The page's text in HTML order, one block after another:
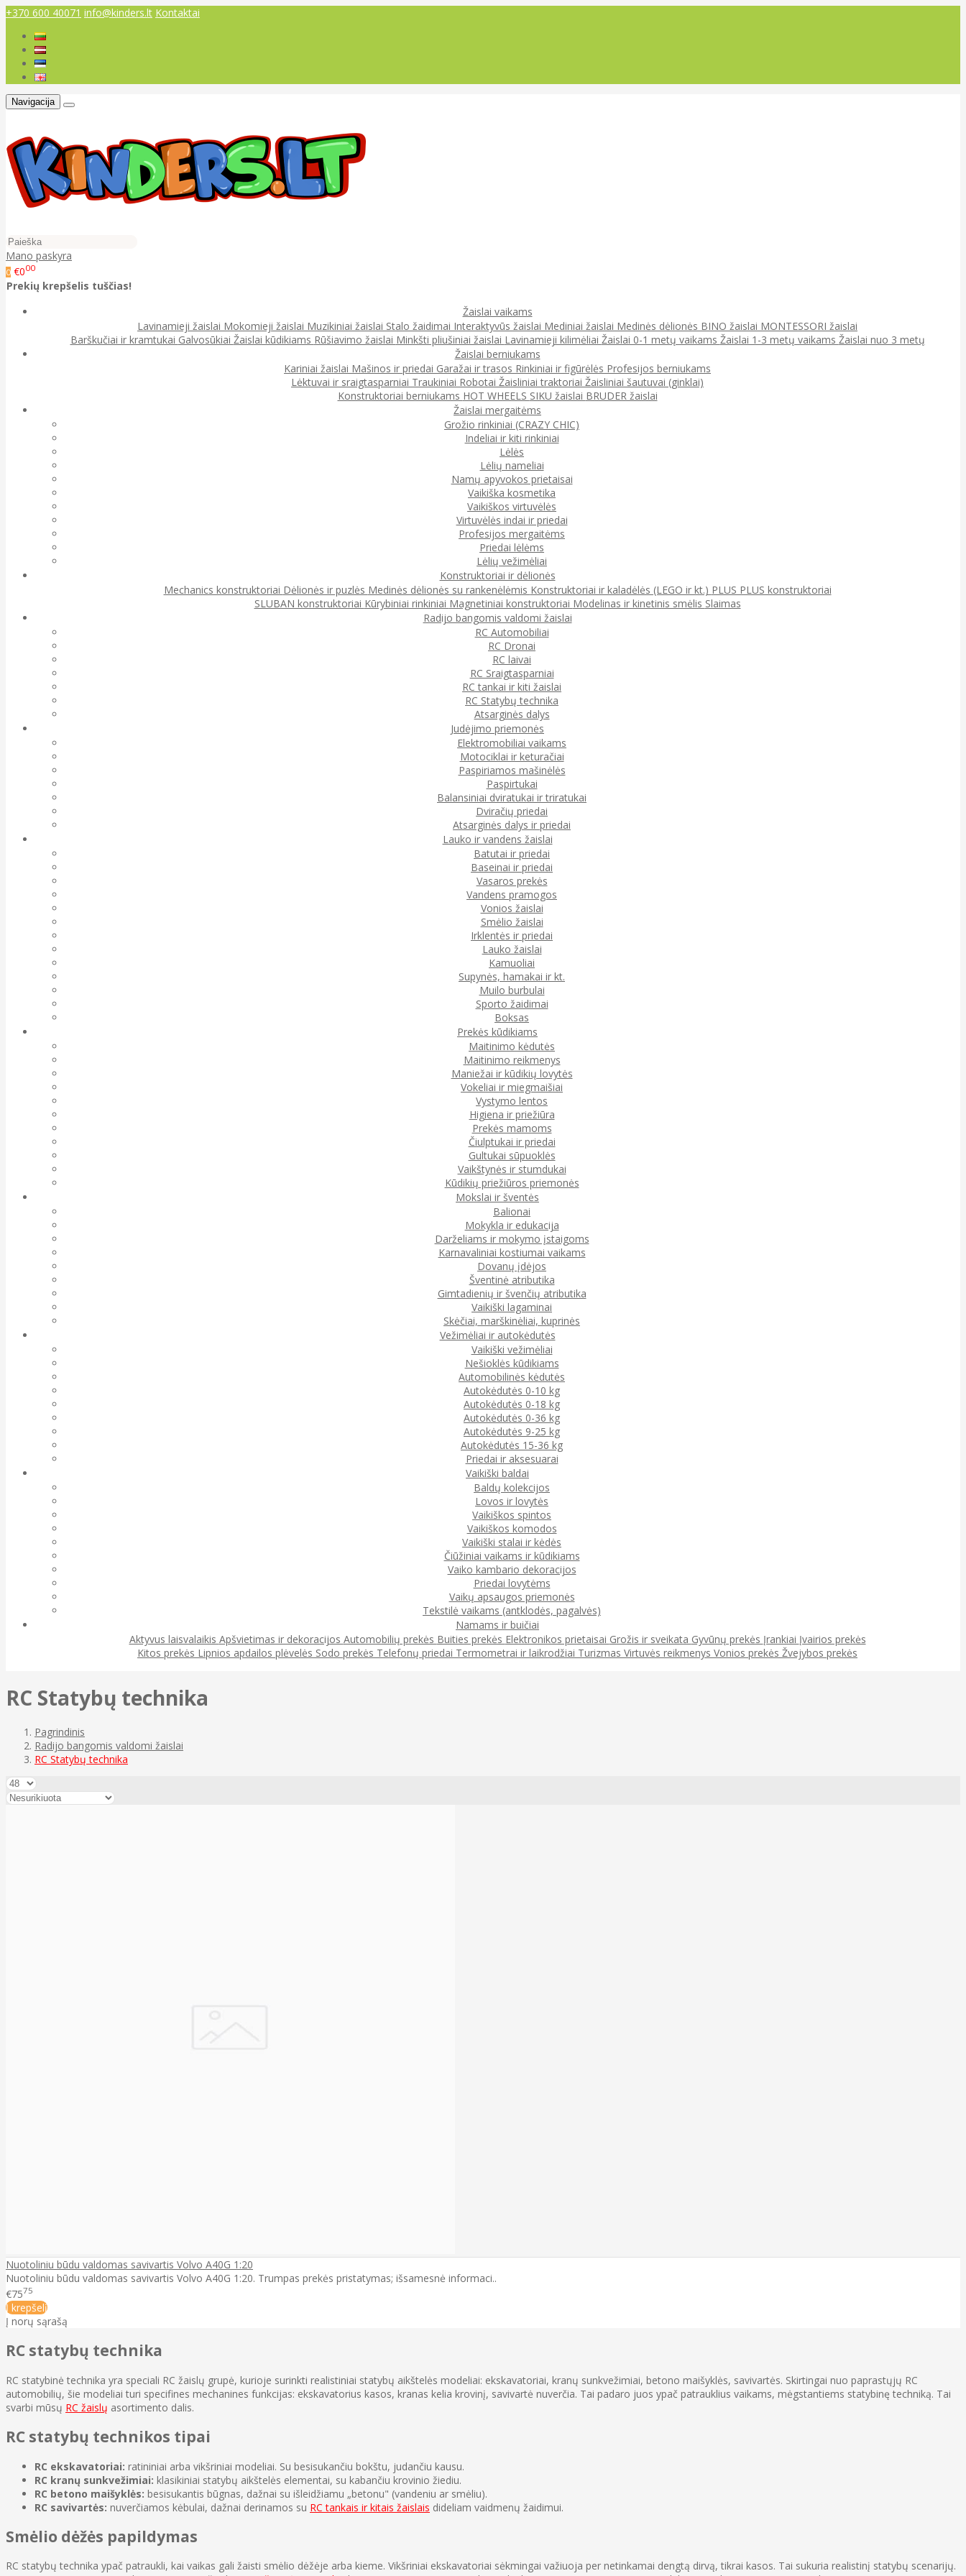
+370 600 40071 info@kinders.lt Kontaktai
Navigacija
Mano paskyra
0 €000
Prekių krepšelis tuščias!
Žaislai vaikams
Lavinamieji žaislai Mokomieji žaislai Muzikiniai žaislai Stalo žaidimai Interaktyvūs žaislai Mediniai žaislai Medinės dėlionės BINO žaislai MONTESSORI žaislai
Barškučiai ir kramtukai Galvosūkiai Žaislai kūdikiams Rūšiavimo žaislai Minkšti pliušiniai žaislai Lavinamieji kilimėliai Žaislai 0-1 metų vaikams Žaislai 1-3 metų vaikams Žaislai nuo 3 metų
Žaislai berniukams
Kariniai žaislai Mašinos ir priedai Garažai ir trasos Rinkiniai ir figūrėlės Profesijos berniukams
Lėktuvai ir sraigtasparniai Traukiniai Robotai Žaisliniai traktoriai Žaisliniai šautuvai (ginklai)
Konstruktoriai berniukams HOT WHEELS SIKU žaislai BRUDER žaislai
Žaislai mergaitėms
Grožio rinkiniai (CRAZY CHIC)
Indeliai ir kiti rinkiniai
Lėlės
Lėlių nameliai
Namų apyvokos prietaisai
Vaikiška kosmetika
Vaikiškos virtuvėlės
Virtuvėlės indai ir priedai
Profesijos mergaitėms
Priedai lėlėms
Lėlių vežimėliai
Konstruktoriai ir dėlionės
Mechanics konstruktoriai Dėlionės ir puzlės Medinės dėlionės su rankenėlėmis Konstruktoriai ir kaladėlės (LEGO ir kt.) PLUS PLUS konstruktoriai
SLUBAN konstruktoriai Kūrybiniai rinkiniai Magnetiniai konstruktoriai Modelinas ir kinetinis smėlis Slaimas
Radijo bangomis valdomi žaislai
RC Automobiliai
RC Dronai
RC laivai
RC Sraigtasparniai
RC tankai ir kiti žaislai
RC Statybų technika
Atsarginės dalys
Judėjimo priemonės
Elektromobiliai vaikams
Motociklai ir keturačiai
Paspiriamos mašinėlės
Paspirtukai
Balansiniai dviratukai ir triratukai
Dviračių priedai
Atsarginės dalys ir priedai
Lauko ir vandens žaislai
Batutai ir priedai
Baseinai ir priedai
Vasaros prekės
Vandens pramogos
Vonios žaislai
Smėlio žaislai
Irklentės ir priedai
Lauko žaislai
Kamuoliai
Supynės, hamakai ir kt.
Muilo burbulai
Sporto žaidimai
Boksas
Prekės kūdikiams
Maitinimo kėdutės
Maitinimo reikmenys
Maniežai ir kūdikių lovytės
Vokeliai ir miegmaišiai
Vystymo lentos
Higiena ir priežiūra
Prekės mamoms
Čiulptukai ir priedai
Gultukai sūpuoklės
Vaikštynės ir stumdukai
Kūdikių priežiūros priemonės
Mokslai ir šventės
Balionai
Mokykla ir edukacija
Darželiams ir mokymo įstaigoms
Karnavaliniai kostiumai vaikams
Dovanų įdėjos
Šventinė atributika
Gimtadienių ir švenčių atributika
Vaikiški lagaminai
Skėčiai, marškinėliai, kuprinės
Vežimėliai ir autokėdutės
Vaikiški vežimėliai
Nešioklės kūdikiams
Automobilinės kėdutės
Autokėdutės 0-10 kg
Autokėdutės 0-18 kg
Autokėdutės 0-36 kg
Autokėdutės 9-25 kg
Autokėdutės 15-36 kg
Priedai ir aksesuarai
Vaikiški baldai
Baldų kolekcijos
Lovos ir lovytės
Vaikiškos spintos
Vaikiškos komodos
Vaikiški stalai ir kėdės
Čiūžiniai vaikams ir kūdikiams
Vaiko kambario dekoracijos
Priedai lovytėms
Vaikų apsaugos priemonės
Tekstilė vaikams (antklodės, pagalvės)
Namams ir buičiai
Aktyvus laisvalaikis Apšvietimas ir dekoracijos Automobilių prekės Buities prekės Elektronikos prietaisai Grožis ir sveikata Gyvūnų prekės Įrankiai Įvairios prekės
Kitos prekės Lipnios apdailos plėvelės Sodo prekės Telefonų priedai Termometrai ir laikrodžiai Turizmas Virtuvės reikmenys Vonios prekės Žvejybos prekės
RC Statybų technika
Pagrindinis
Radijo bangomis valdomi žaislai
RC Statybų technika
Nuotoliniu būdu valdomas savivartis Volvo A40G 1:20
Nuotoliniu būdu valdomas savivartis Volvo A40G 1:20. Trumpas prekės pristatymas; išsamesnė informaci..
€7575
Į krepšelį
Į norų sąrašą
RC statybų technika
RC statybinė technika yra speciali RC žaislų grupė, kurioje surinkti realistiniai statybų aikštelės modeliai: ekskavatoriai, kranų sunkvežimiai, betono maišyklės, savivartės. Skirtingai nuo paprastųjų RC
automobilių, šie modeliai turi specifines mechanines funkcijas: ekskavatorius kasos, kranas kelia krovinį, savivartė nuverčia. Tai padaro juos ypač patrauklius vaikams, mėgstantiems statybinę techniką. Tai
svarbi mūsų RC žaislų asortimento dalis.
RC statybų technikos tipai
RC ekskavatoriai: ratininiai arba vikšriniai modeliai. Su besisukančiu bokštu, judančiu kausu.
RC kranų sunkvežimiai: klasikiniai statybų aikštelės elementai, su kabančiu krovinio žiediu.
RC betono maišyklės: besisukantis būgnas, dažnai su išleidžiamu „betonu" (vandeniu ar smėliu).
RC savivartės: nuverčiamos kėbulai, dažnai derinamos su RC tankais ir kitais žaislais dideliam vaidmenų žaidimui.
Smėlio dėžės papildymas
RC statybų technika ypač patraukli, kai vaikas gali žaisti smėlio dėžėje arba kieme. Vikšriniai ekskavatoriai sėkmingai važiuoja per netinkamai dengtą dirvą, tikrai kasos. Tai sukuria realistinį statybų scenarijų.